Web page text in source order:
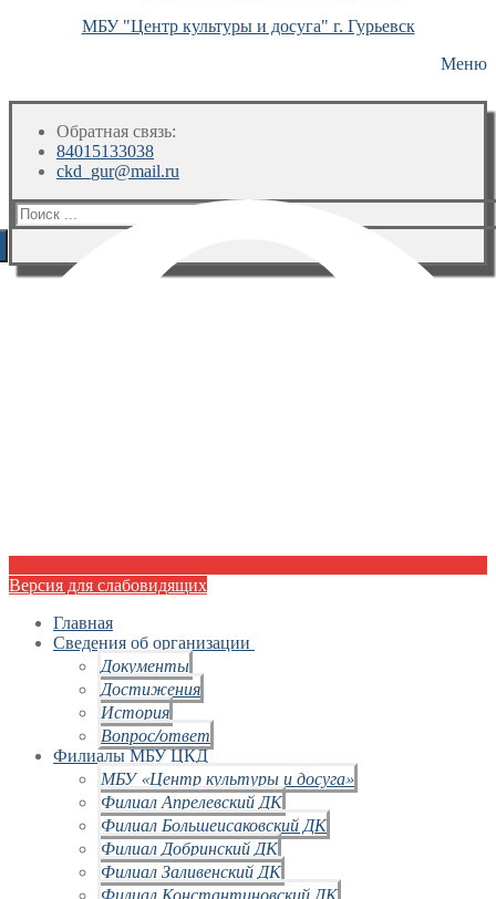
МБУ "Центр культуры и досуга" г. Гурьевск
Меню
Обратная связь:
84015133038
ckd_gur@mail.ru
Искать:
Версия для слабовидящих
Главная
Сведения об организации
Документы
Достижения
История
Вопрос/ответ
Филиалы МБУ ЦКД
МБУ «Центр культуры и досуга»
Филиал Апрелевский ДК
Филиал Большеисаковский ДК
Филиал Добринский ДК
Филиал Заливенский ДК